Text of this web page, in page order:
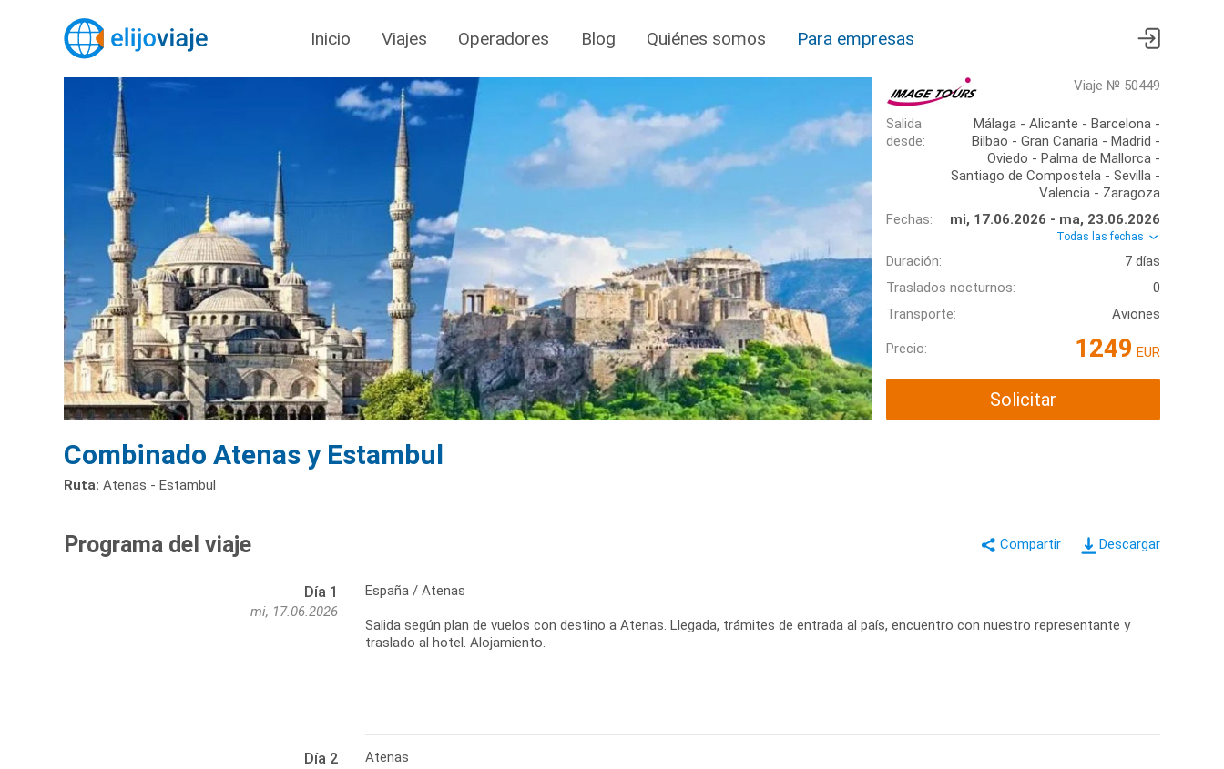
Inicio Viajes Operadores Blog Quiénes somos Para empresas
Viaje № 50449
Salida
desde:
Málaga - Alicante - Barcelona -
Bilbao - Gran Canaria - Madrid -
Oviedo - Palma de Mallorca -
Santiago de Compostela - Sevilla -
Valencia - Zaragoza
Fechas:
mi, 17.06.2026 - ma, 23.06.2026
Todas las fechas
Duración:
7 días
Traslados nocturnos:
0
Transporte:
Aviones
Precio: 1249 EUR
Solicitar
Combinado Atenas y Estambul
Ruta: Atenas - Estambul
Descargar
Programa del viaje
Día 1
mi, 17.06.2026
España / Atenas
Salida según plan de vuelos con destino a Atenas. Llegada, trámites de entrada al país, encuentro con nuestro representante y
traslado al hotel. Alojamiento.
Día 2 Atenas